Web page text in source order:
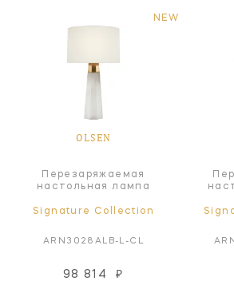
NEW
OLSEN
Перезаряжаемая
настольная лампа
Signature Collection
ARN3028ALB-L-CL
98 814 ₽